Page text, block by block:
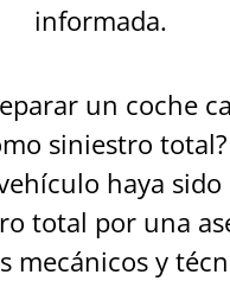
informada.
un coche
siniestro total?
haya sido
total por una
mecánicos y